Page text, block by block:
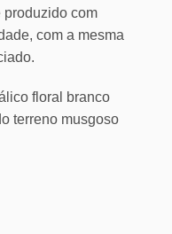
produzido com
com a mesma
floral branco
terreno musgoso